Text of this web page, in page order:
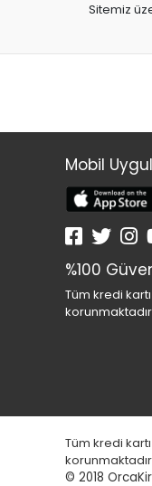
Sitemiz
Mobil
%100
Tüm kredi
Tüm kredi
© 2018